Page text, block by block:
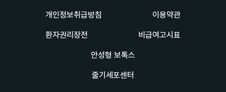
개인정보취급방침 이용약관
환자권리장전 비급여고시표
안성형 보톡스
줄기세포센터